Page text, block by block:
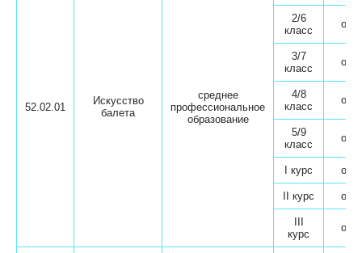
52.02.01
Искусство
балета
среднее
профессиональное
образование
2/6
класс
3/7
класс
4/8
класс
5/9
класс
I курс
II курс
курс